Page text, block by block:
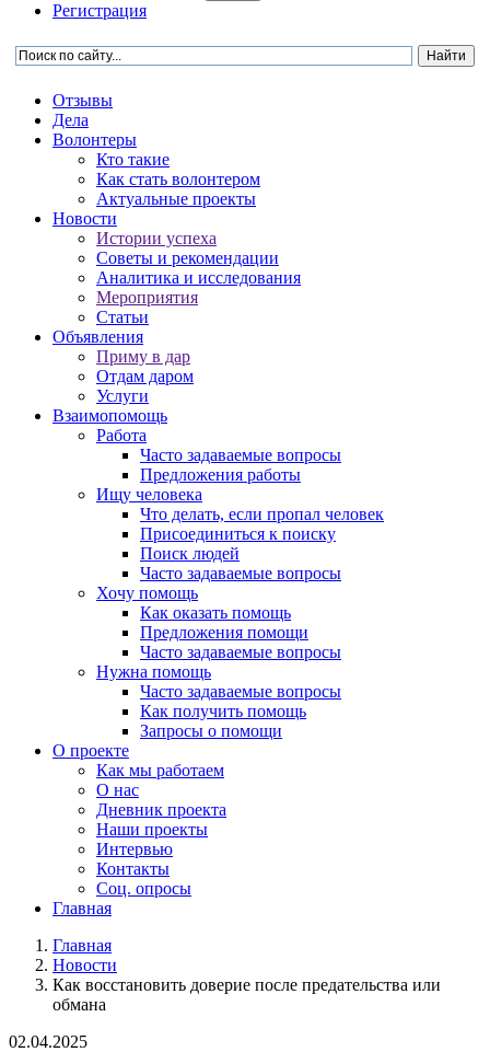
Регистрация
Отзывы
Дела
Волонтеры
Кто такие
Как стать волонтером
Актуальные проекты
Новости
Истории успеха
Советы и рекомендации
Аналитика и исследования
Мероприятия
Статьи
Объявления
Приму в дар
Отдам даром
Услуги
Взаимопомощь
Работа
Часто задаваемые вопросы
Предложения работы
Ищу человека
Что делать, если пропал человек
Присоединиться к поиску
Поиск людей
Часто задаваемые вопросы
Хочу помощь
Как оказать помощь
Предложения помощи
Часто задаваемые вопросы
Нужна помощь
Часто задаваемые вопросы
Как получить помощь
Запросы о помощи
О проекте
Как мы работаем
О нас
Дневник проекта
Наши проекты
Интервью
Контакты
Соц. опросы
Главная
Главная
Новости
Как восстановить доверие после предательства или
обмана
02.04.2025